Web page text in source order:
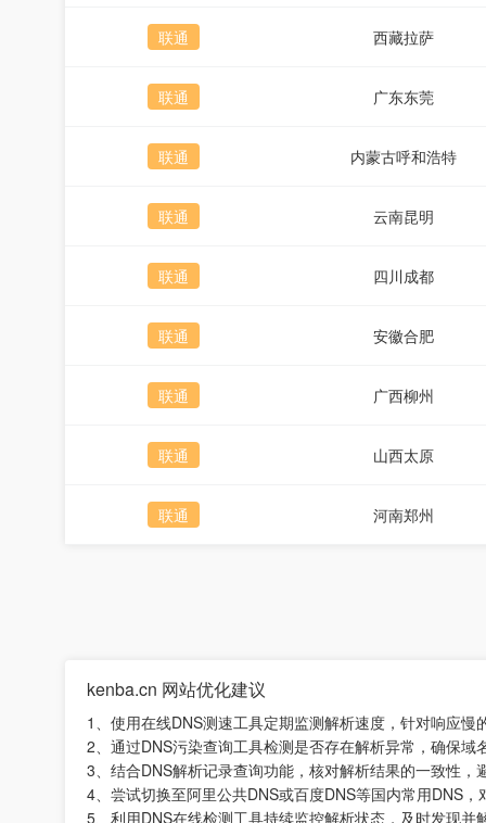
联通 西藏拉萨
联通 广东东莞
联通 内蒙古呼和浩特
联通 云南昆明
联通 四川成都
联通 安徽合肥
联通 广西柳州
联通 山西太原
联通 河南郑州
kenba.cn 网站优化建议
1、使用在线DNS测速工具定期监测解析速度，针对响应慢
2、通过DNS污染查询工具检测是否存在解析异常，确保域
3、结合DNS解析记录查询功能，核对解析结果的一致性，
4、尝试切换至阿里公共DNS或百度DNS等国内常用DNS
5、利用DNS在线检测工具持续监控解析状态，及时发现并